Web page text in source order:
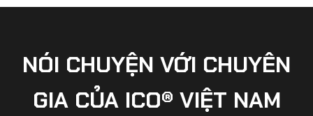
NÓI CHUYỆN VỚI CHUYÊN
GIA CỦA ICO® VIỆT NAM